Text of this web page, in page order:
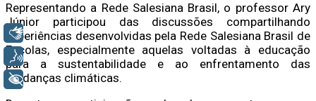
Representando a Rede Salesiana Brasil, o professor Ary
Júnior participou das discussões compartilhando
experiências desenvolvidas pela Rede Salesiana Brasil de
Escolas, especialmente aquelas voltadas à educação
para a sustentabilidade e ao enfrentamento das
mudanças climáticas.
Libras
Voz
+ Acessibilidade